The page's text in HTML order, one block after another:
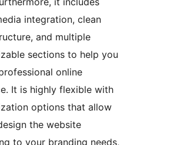
integration, clean
and multiple
sections to help you
online
It is highly flexible with
options that allow
the website
to your branding needs,